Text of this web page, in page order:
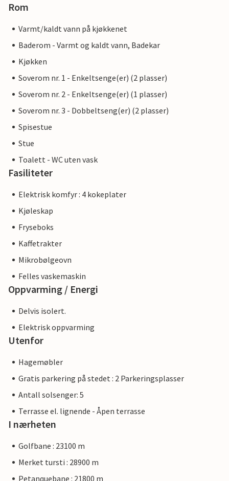
Rom
Varmt/kaldt vann på kjøkkenet
Baderom - Varmt og kaldt vann, Badekar
Kjøkken
Soverom nr. 1 - Enkeltsenge(er) (2 plasser)
Soverom nr. 2 - Enkeltsenge(er) (1 plasser)
Soverom nr. 3 - Dobbeltseng(er) (2 plasser)
Spisestue
Stue
Toalett - WC uten vask
Fasiliteter
Elektrisk komfyr : 4 kokeplater
Kjøleskap
Fryseboks
Kaffetrakter
Mikrobølgeovn
Felles vaskemaskin
Oppvarming / Energi
Delvis isolert.
Elektrisk oppvarming
Utenfor
Hagemøbler
Gratis parkering på stedet : 2 Parkeringsplasser
Antall solsenger: 5
Terrasse el. lignende - Åpen terrasse
I nærheten
Golfbane : 23100 m
Merket tursti : 28900 m
Petanquebane : 21800 m